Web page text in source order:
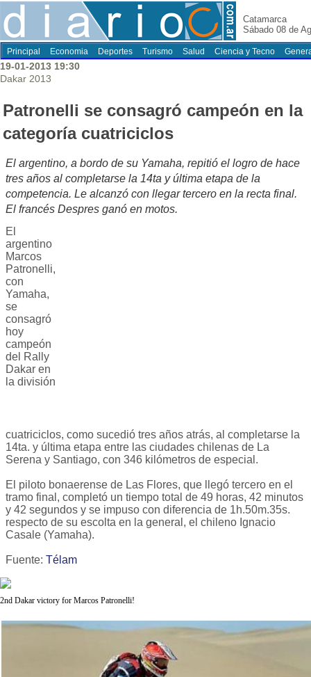
Catamarca
Sábado 08 de
Principal Economia Deportes Turismo Salud Ciencia y Tecno
19-01-2013 19:30
Dakar 2013
Patronelli se consagró campeón en la
categoría cuatriciclos
El argentino, a bordo de su Yamaha, repitió el logro de hace
tres años al completarse la 14ta y última etapa de la
competencia. Le alcanzó con llegar tercero en la recta final.
El francés Despres ganó en motos.
El
argentino
Marcos
Patronelli,
con
Yamaha,
se
consagró
hoy
campeón
del Rally
Dakar en
la división
cuatriciclos, como sucedió tres años atrás, al completarse la
14ta. y última etapa entre las ciudades chilenas de La
Serena y Santiago, con 346 kilómetros de especial.
El piloto bonaerense de Las Flores, que llegó tercero en el
tramo final, completó un tiempo total de 49 horas, 42 minutos
y 42 segundos y se impuso con diferencia de 1h.50m.35s.
respecto de su escolta en la general, el chileno Ignacio
Casale (Yamaha).
Fuente: Télam
2nd Dakar victory for Marcos Patronelli!